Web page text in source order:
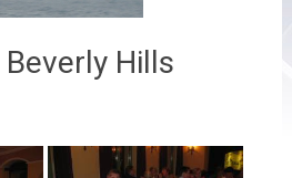
Hills